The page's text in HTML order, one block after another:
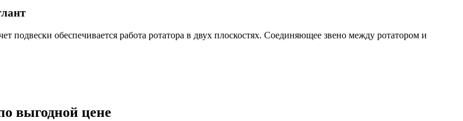
обеспечивается работа ротатора в двух плоскостях. Соединяющее звено между ротатором и
выгодной цене